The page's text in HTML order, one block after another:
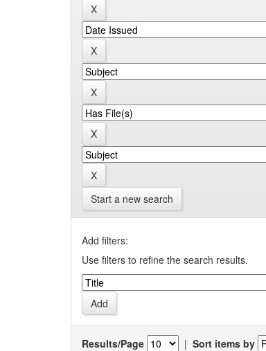
Start a new search
Add filters:
Use filters to refine the search results.
Results/Page | Sort items by